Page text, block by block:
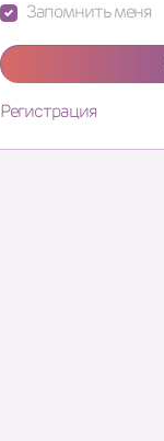
Запомнить меня
Регистрация